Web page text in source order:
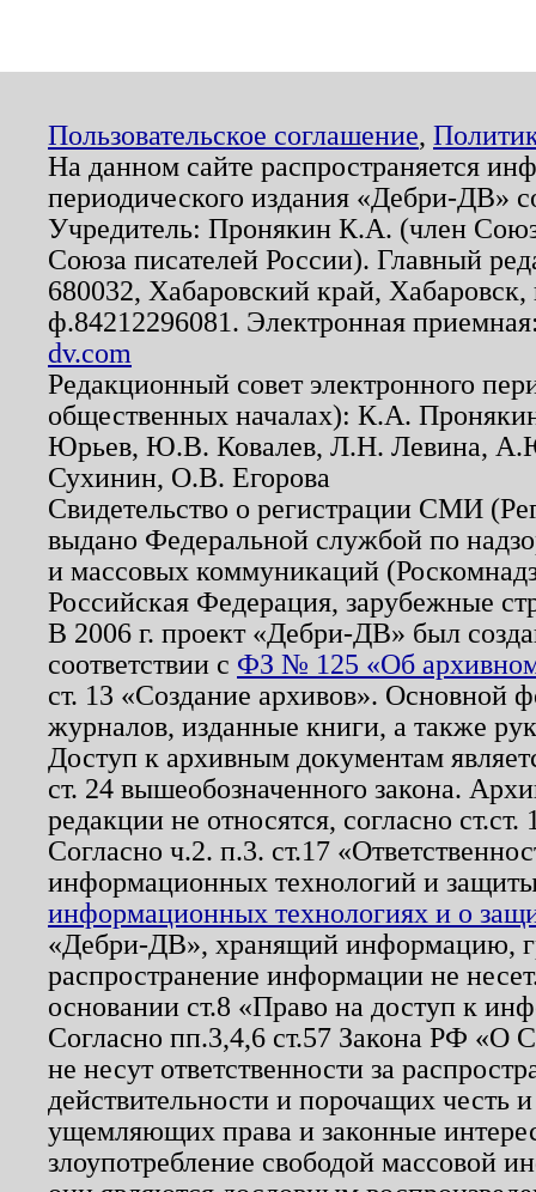
Пользовательское соглашение,
На данном сайте распространяется
периодического издания «Дебри-ДВ»
Учредитель: Пронякин К.А. (член
Союза писателей России). Главный
680032, Хабаровский край,
ф.84212296081. Электронная
dv.com
Редакционный совет электронного
общественных началах): К.А.
Юрьев, Ю.В. Ковалев, Л.Н. Левина,
Сухинин, О.В. Егорова
Свидетельство о регистрации СМИ
выдано Федеральной службой по
и массовых коммуникаций
Российская Федерация, зарубежные
В 2006 г. проект «Дебри-ДВ» был
соответствии с ФЗ № 125 «Об
ст. 13 «Создание архивов». Основной
журналов, изданные книги, а также
Доступ к архивным документам
ст. 24 вышеобозначенного закона.
редакции не относятся, согласно
Согласно ч.2. п.3. ст.17
информационных технологий и
информационных технологиях и о
«Дебри-ДВ», хранящий информацию,
распространение информации не
основании ст.8 «Право на доступ к
Согласно пп.3,4,6 ст.57 Закона РФ «О
не несут ответственности за
действительности и порочащих честь
ущемляющих права и законные
злоупотребление свободой массовой